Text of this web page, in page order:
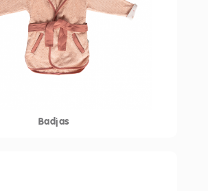
Badjas